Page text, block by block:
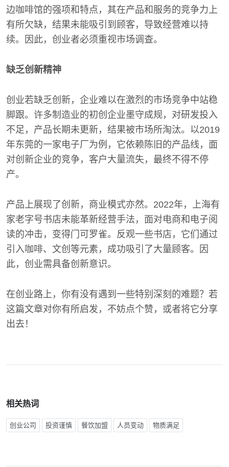
边咖啡馆的强项和特点，其在产品和服务的竞争力上
有所欠缺，结果未能吸引到顾客，导致经营难以持
续。因此，创业者必须重视市场调查。
缺乏创新精神
创业若缺乏创新，企业难以在激烈的市场竞争中站稳
脚跟。许多制造业的初创企业墨守成规，对研发投入
不足，产品长期未更新，结果被市场所淘汰。以2019
年东莞的一家电子厂为例，它依赖陈旧的产品线，面
对创新企业的竞争，客户大量流失，最终不得不停
产。
产品上展现了创新，商业模式亦然。2022年，上海有
家老字号书店未能革新经营手法，面对电商和电子阅
读的冲击，变得门可罗雀。反观一些书店，它们通过
引入咖啡、文创等元素，成功吸引了大量顾客。因
此，创业需具备创新意识。
在创业路上，你有没有遇到一些特别深刻的难题？若
这篇文章对你有所启发，不妨点个赞，或者将它分享
出去！
相关热词
创业公司 投资谨慎 餐饮加盟 人员变动 物质满足